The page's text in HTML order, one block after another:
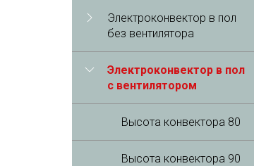
Электроконвектор в пол
без вентилятора
Электроконвектор в пол
с вентилятором
Высота конвектора 80
Высота конвектора 90